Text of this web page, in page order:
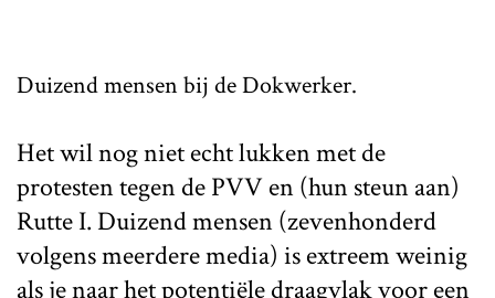
Duizend mensen bij de Dokwerker.
Het wil nog niet echt lukken met de
protesten tegen de PVV en (hun steun aan)
Rutte I. Duizend mensen (zevenhonderd
volgens meerdere media) is extreem weinig
als je naar het potentiële draagvlak voor een